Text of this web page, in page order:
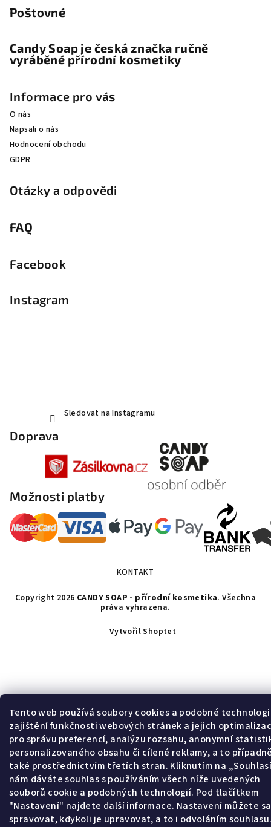
Tento web používá soubory cookies a podobné
zajištění funkčnosti webových stránek a jejich
pro správu preferencí, analýzu rozsahu, anonymní
personalizovaného obsahu či cílené reklamy, a to
také prostřednictvím třetích stran. Kliknutím na
nám dáváte souhlas s používáním všech níže uvedených
souborů cookie a podobných technologií. Pod tlačítkem
"Nastavení" najdete další informace. Nastavení můžete
spravovat, kdykoli je upravovat, a to i odvoláním
Poštovné
Candy Soap je česká značka ručně
vyráběné přírodní kosmetiky
Informace pro vás
O nás
Napsali o nás
Hodnocení obchodu
GDPR
Otázky a odpovědi
FAQ
Facebook
Instagram
Sledovat na Instagramu
Doprava
Možnosti platby
KONTAKT
Copyright 2026 CANDY SOAP - přírodní kosmetika. Všechna
práva vyhrazena.
Vytvořil Shoptet